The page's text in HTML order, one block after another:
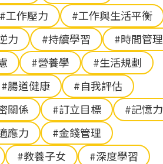
#工作壓力
#工作與生活平衡
力
#持續學習
#時間管理
#營養學
#生活規劃
#腸道健康
#自我評估
關係
#訂立目標
#記憶力
應力
#金錢管理
#教養子女
#深度學習